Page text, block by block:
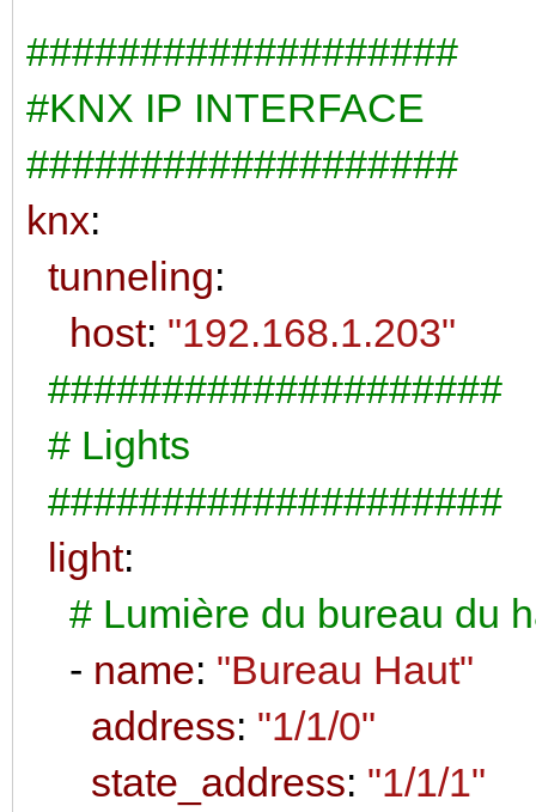
###################
#KNX IP INTERFACE
###################
knx:
tunneling:
host: "192.168.1.203"
####################
# Lights
####################
light:
# Lumière du bureau du
- name: "Bureau Haut"
address: "1/1/0"
state_address: "1/1/1"